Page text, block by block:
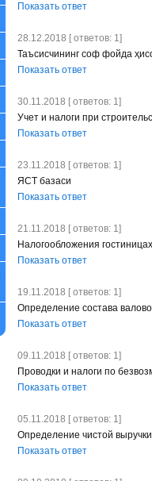
Показать ответ
28.12.2018 [ ответов: 1]
Таъсисчининг соф фойда
Показать ответ
30.11.2018 [ ответов: 1]
Учет и налоги при
Показать ответ
23.11.2018 [ ответов: 1]
ЯСТ базаси
Показать ответ
21.11.2018 [ ответов: 1]
Налогообложения гостиницах
Показать ответ
19.11.2018 [ ответов: 1]
Определение состава
Показать ответ
09.11.2018 [ ответов: 1]
Проводки и налоги по
Показать ответ
05.11.2018 [ ответов: 1]
Определение чистой
Показать ответ